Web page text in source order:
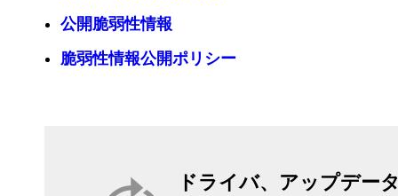
公開脆弱性情報
脆弱性情報公開ポリシー
ドライバ、アップデータ